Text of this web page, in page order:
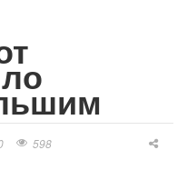
598